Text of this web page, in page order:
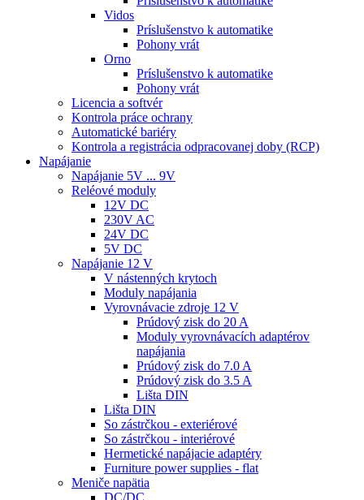
Vidos
Príslušenstvo k automatike
Pohony vrát
Orno
Príslušenstvo k automatike
Pohony vrát
Licencia a softvér
Kontrola práce ochrany
Automatické bariéry
Kontrola a registrácia odpracovanej doby (RCP)
Napájanie
Napájanie 5V ... 9V
Reléové moduly
12V DC
230V AC
24V DC
5V DC
Napájanie 12 V
V nástenných krytoch
Moduly napájania
Vyrovnávacie zdroje 12 V
Prúdový zisk do 20 A
Moduly vyrovnávacích adaptérov
napájania
Prúdový zisk do 7.0 A
Prúdový zisk do 3.5 A
Lišta DIN
Lišta DIN
So zástrčkou - exteriérové
So zástrčkou - interiérové
Hermetické napájacie adaptéry
Furniture power supplies - flat
Meniče napätia